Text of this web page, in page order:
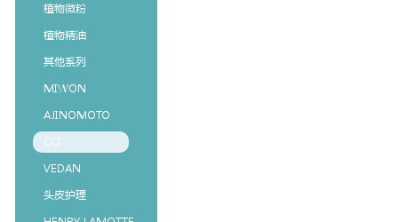
植物微粉
植物精油
其他系列
MIWON
AJINOMOTO
CCI
VEDAN
头皮护理